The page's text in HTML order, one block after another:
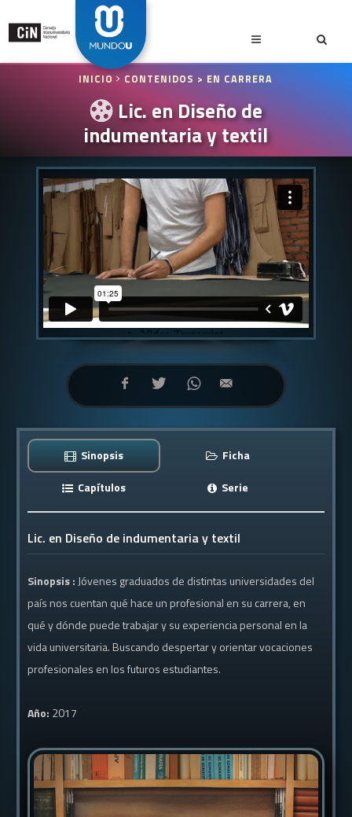
INICIO CONTENIDOS > EN CARRERA
Lic. en Diseño de
indumentaria y textil
Sinopsis
Ficha
Capítulos
Serie
Lic. en Diseño de indumentaria y textil
Sinopsis : Jóvenes graduados de distintas universidades del
país nos cuentan qué hace un profesional en su carrera, en
qué y dónde puede trabajar y su experiencia personal en la
vida universitaria. Buscando despertar y orientar vocaciones
profesionales en los futuros estudiantes.
Año: 2017